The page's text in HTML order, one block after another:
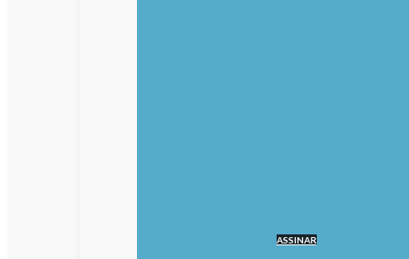
ASSINAR